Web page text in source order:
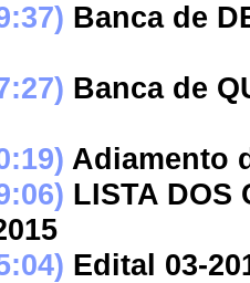
Banca de
Banca de
Adiamento
LISTA DOS
Edital 03-